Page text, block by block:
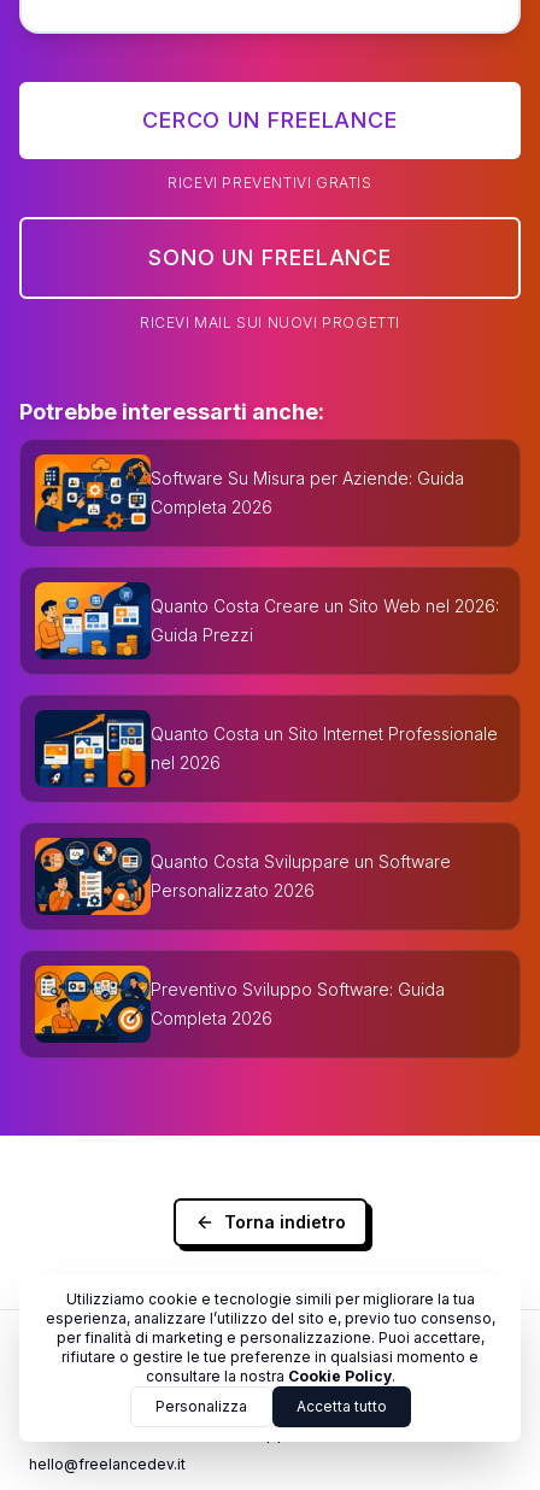
CERCO UN FREELANCE
RICEVI PREVENTIVI GRATIS
SONO UN FREELANCE
RICEVI MAIL SUI NUOVI PROGETTI
Potrebbe interessarti anche:
Software Su Misura per Aziende: Guida
Completa 2026
Quanto Costa Creare un Sito Web nel 2026:
Guida Prezzi
Quanto Costa un Sito Internet Professionale
nel 2026
Quanto Costa Sviluppare un Software
Personalizzato 2026
Preventivo Sviluppo Software: Guida
Completa 2026
Torna indietro
FreelanceDEV
FreelanceDEV
Unisciti alla nostra rete di sviluppatori freelance e clienti.
hello@freelancedev.it
Utilizziamo cookie e tecnologie simili per migliorare la tua
esperienza, analizzare l’utilizzo del sito e, previo tuo consenso,
per finalità di marketing e personalizzazione. Puoi accettare,
rifiutare o gestire le tue preferenze in qualsiasi momento e
consultare la nostra Cookie Policy.
Personalizza
Accetta tutto